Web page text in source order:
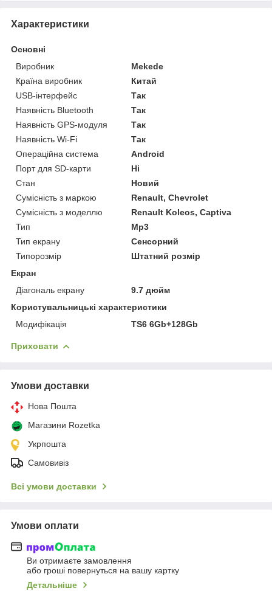
Характеристики
Основні
Виробник
Mekede
Країна виробник
Китай
USB-інтерфейс
Так
Наявність Bluetooth
Так
Наявність GPS-модуля
Так
Наявність Wi-Fi
Так
Операційна система
Android
Порт для SD-карти
Ні
Стан
Новий
Сумісність з маркою
Renault, Chevrolet
Сумісність з моделлю
Renault Koleos, Captiva
Тип
Mp3
Тип екрану
Сенсорний
Типорозмір
Штатний розмір
Екран
Діагональ екрану
9.7 дюйм
Користувальницькі характеристики
Модифікація
TS6 6Gb+128Gb
Приховати
Умови доставки
Нова Пошта
Магазини Rozetka
Укрпошта
Самовивіз
Всі умови доставки
Умови оплати
Ви отримаєте замовлення
або гроші повернуться на вашу картку
Детальніше